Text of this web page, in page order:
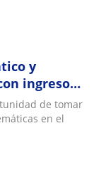
y
ingreso
Mate
de tomar
en el